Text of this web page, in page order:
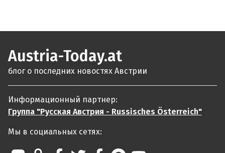
Austria-Today.at
блог о последних новостях Австрии
Информационный партнер:
Группа "Русская Австрия - Russisches Österreich"
Мы в социальных сетях: